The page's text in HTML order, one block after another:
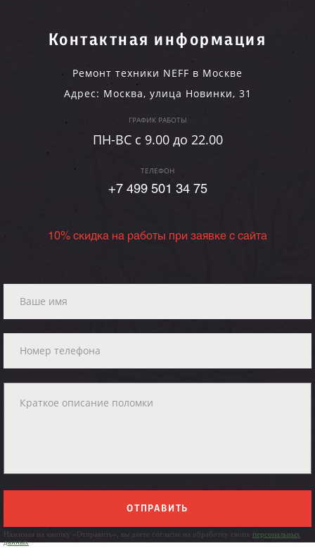
Контактная информация
Ремонт техники NEFF в Москве
Адрес: Москва, улица Новинки, 31
ГРАФИК РАБОТЫ
ПН-ВC c 9.00 до 22.00
ТЕЛЕФОН
+7 499 501 34 75
10% скидка на работы при заявке с сайта
ОТПРАВИТЬ
Нажимая на кнопку «Отправить», вы даете согласие на обработку своих персональных
данных